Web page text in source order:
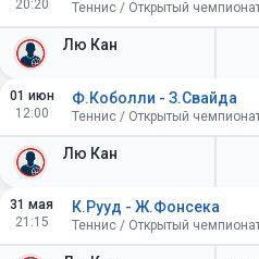
20:20
Лю Кан
01 июн
12:00
Лю Кан
Ф.Коболли - З.Свайда
31 мая
21:15
К.Рууд - Ж.Фонсека